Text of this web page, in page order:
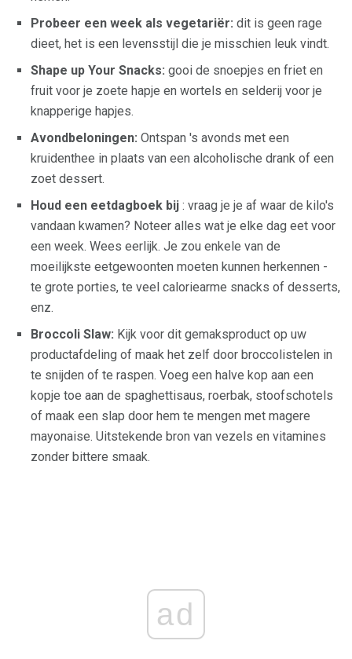
Probeer een week als vegetariër: dit is geen rage
dieet, het is een levensstijl die je misschien leuk vindt.
Shape up Your Snacks: gooi de snoepjes en friet en
fruit voor je zoete hapje en wortels en selderij voor je
knapperige hapjes.
Avondbeloningen: Ontspan 's avonds met een
kruidenthee in plaats van een alcoholische drank of een
zoet dessert.
Houd een eetdagboek bij : vraag je je af waar de kilo's
vandaan kwamen? Noteer alles wat je elke dag eet voor
een week. Wees eerlijk. Je zou enkele van de
moeilijkste eetgewoonten moeten kunnen herkennen -
te grote porties, te veel caloriearme snacks of desserts,
enz.
Broccoli Slaw: Kijk voor dit gemaksproduct op uw
productafdeling of maak het zelf door broccolistelen in
te snijden of te raspen. Voeg een halve kop aan een
kopje toe aan de spaghettisaus, roerbak, stoofschotels
of maak een slap door hem te mengen met magere
mayonaise. Uitstekende bron van vezels en vitamines
zonder bittere smaak.
ad